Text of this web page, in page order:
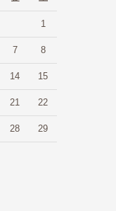
1
7 8
14 15
21 22
28 29